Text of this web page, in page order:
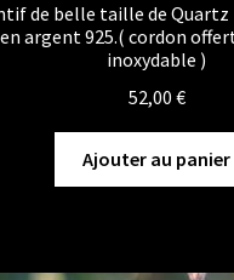
de belle taille de Quartz
argent 925.( cordon
inoxydable )
52,00 €
Ajouter au panier